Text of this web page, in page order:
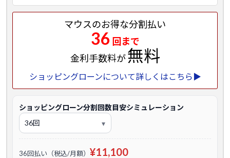
マウスのお得な分割払い
36 回まで
金利手数料が無料
ショッピングローンについて詳しくはこちら▶
ショッピングローン分割回数目安シミュレーション
36回払い（税込/月額） ¥11,100